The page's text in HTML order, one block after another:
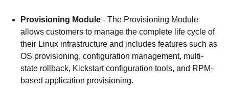
Provisioning Module - The Provisioning Module
allows customers to manage the complete life cycle of
their Linux infrastructure and includes features such as
OS provisioning, configuration management, multi-
state rollback, Kickstart configuration tools, and RPM-
based application provisioning.